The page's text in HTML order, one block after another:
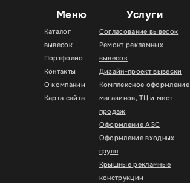
Меню
Каталог
вывесок
Портфолио
Контакты
О компании
Карта сайта
Услуги
Согласование вывесок
Ремонт рекламных
вывесок
Дизайн-проект вывески
Комплексное оформление
магазинов, ТЦ и мест
продаж
Оформление АЗС
Оформление входных
групп
Крышные рекламные
конструкции